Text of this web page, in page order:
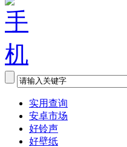
实用查询
安卓市场
好铃声
好壁纸